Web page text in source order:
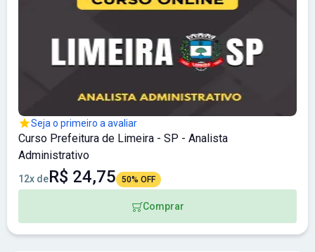
Seja o primeiro a avaliar
Curso Prefeitura de Limeira - SP - Analista
Administrativo
12x deR$ 24,75 50% OFF
Comprar